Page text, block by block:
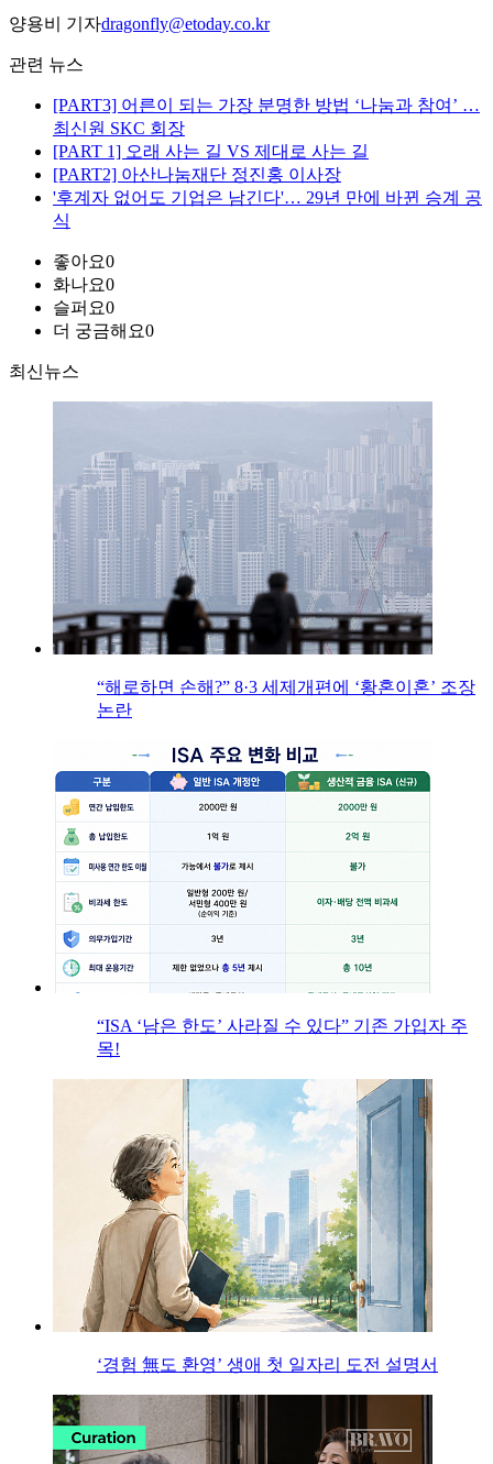
양용비 기자dragonfly@etoday.co.kr
관련 뉴스
[PART3] 어른이 되는 가장 분명한 방법 ‘나눔과 참여’ …
최신원 SKC 회장
[PART 1] 오래 사는 길 VS 제대로 사는 길
[PART2] 아산나눔재단 정진홍 이사장
'후계자 없어도 기업은 남긴다'… 29년 만에 바뀐 승계 공
식
좋아요0
화나요0
슬퍼요0
더 궁금해요0
최신뉴스
“해로하면 손해?” 8·3 세제개편에 ‘황혼이혼’ 조장
논란
“ISA ‘남은 한도’ 사라질 수 있다” 기존 가입자 주
목!
‘경험 無도 환영’ 생애 첫 일자리 도전 설명서